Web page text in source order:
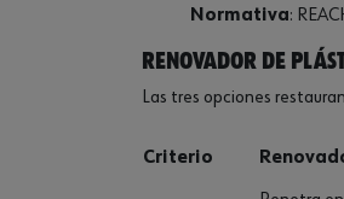
Normativa:
Renovador de
Las tres opciones
Criterio